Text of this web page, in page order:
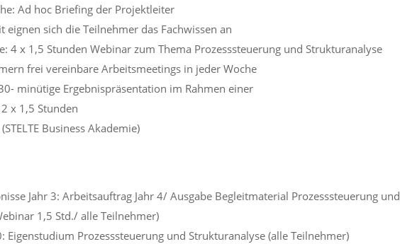
Ad hoc Briefing der Projektleiter
eignen sich die Teilnehmer das Fachwissen an
4 x 1,5 Stunden Webinar zum Thema Prozesssteuerung und Strukturanalyse
frei vereinbare Arbeitsmeetings in jeder Woche
minütige Ergebnispräsentation im Rahmen einer
x 1,5 Stunden
Business Akademie)
Jahr 3: Arbeitsauftrag Jahr 4/ Ausgabe Begleitmaterial Prozesssteuerung und
1,5 Std./ alle Teilnehmer)
Eigenstudium Prozesssteuerung und Strukturanalyse (alle Teilnehmer)